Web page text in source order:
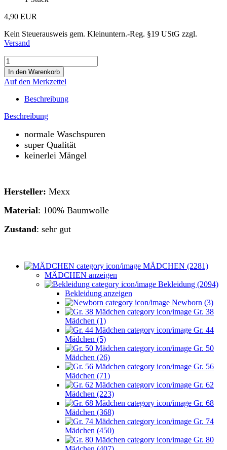
4,90 EUR
Kein Steuerausweis gem. Kleinuntern.-Reg. §19 UStG zzgl.
Versand
Auf den Merkzettel
Beschreibung
Beschreibung
normale Waschspuren
super Qualität
keinerlei Mängel
Hersteller: Mexx
Material: 100% Baumwolle
Zustand: sehr gut
MÄDCHEN (2281)
MÄDCHEN anzeigen
Bekleidung (2094)
Bekleidung anzeigen
Newborn (3)
Gr. 38
Mädchen (1)
Gr. 44
Mädchen (5)
Gr. 50
Mädchen (26)
Gr. 56
Mädchen (71)
Gr. 62
Mädchen (223)
Gr. 68
Mädchen (368)
Gr. 74
Mädchen (450)
Gr. 80